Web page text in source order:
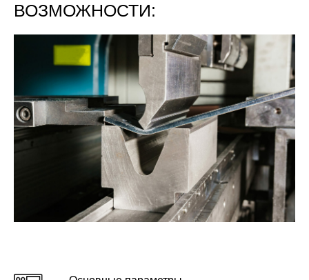
ВОЗМОЖНОСТИ:
Гибка листового металла— это